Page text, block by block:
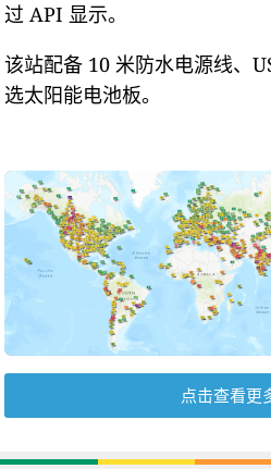
过 API 显示。
该站配备 10 米防水电源线、
选太阳能电池板。
点击查看更